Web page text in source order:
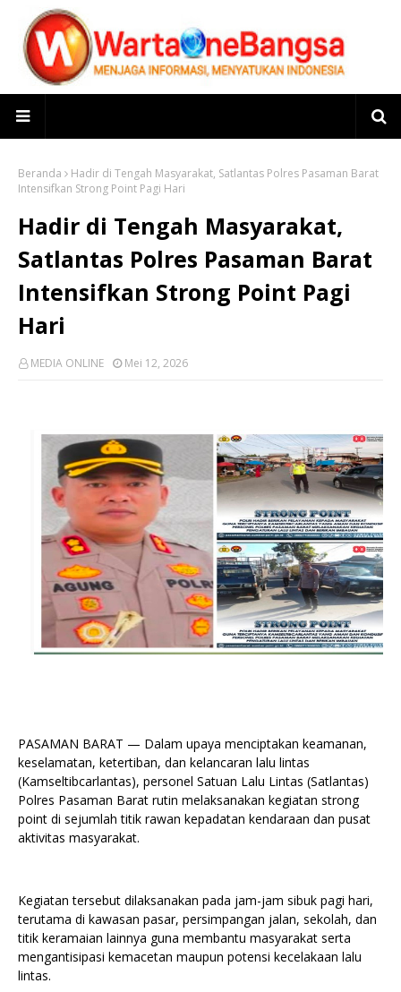
Beranda
Hadir di Tengah Masyarakat, Satlantas Polres Pasaman Barat
Intensifkan Strong Point Pagi Hari
Hadir di Tengah Masyarakat,
Satlantas Polres Pasaman Barat
Intensifkan Strong Point Pagi
Hari
MEDIA ONLINE Mei 12, 2026
PASAMAN BARAT — Dalam upaya menciptakan keamanan,
keselamatan, ketertiban, dan kelancaran lalu lintas
(Kamseltibcarlantas), personel Satuan Lalu Lintas (Satlantas)
Polres Pasaman Barat rutin melaksanakan kegiatan strong
point di sejumlah titik rawan kepadatan kendaraan dan pusat
aktivitas masyarakat.
Kegiatan tersebut dilaksanakan pada jam-jam sibuk pagi hari,
terutama di kawasan pasar, persimpangan jalan, sekolah, dan
titik keramaian lainnya guna membantu masyarakat serta
mengantisipasi kemacetan maupun potensi kecelakaan lalu
lintas.